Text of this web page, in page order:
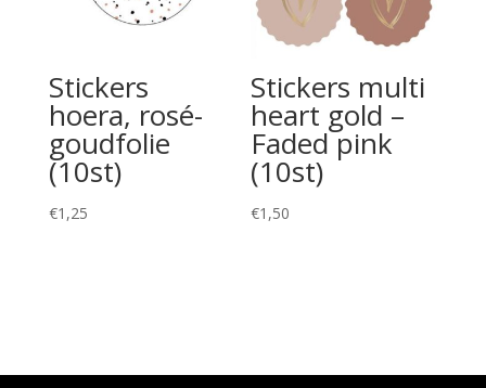
Stickers
hoera, rosé-
goudfolie
(10st)
€1,25
Stickers multi
heart gold –
Faded pink
(10st)
€1,50